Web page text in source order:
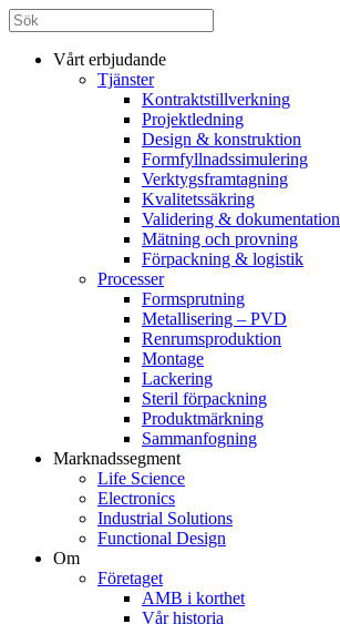
Vårt erbjudande
Tjänster
Kontraktstillverkning
Projektledning
Design & konstruktion
Formfyllnadssimulering
Verktygsframtagning
Kvalitetssäkring
Validering & dokumentation
Mätning och provning
Förpackning & logistik
Processer
Formsprutning
Metallisering – PVD
Renrumsproduktion
Montage
Lackering
Steril förpackning
Produktmärkning
Sammanfogning
Marknadssegment
Life Science
Electronics
Industrial Solutions
Functional Design
Om
Företaget
AMB i korthet
Vår historia